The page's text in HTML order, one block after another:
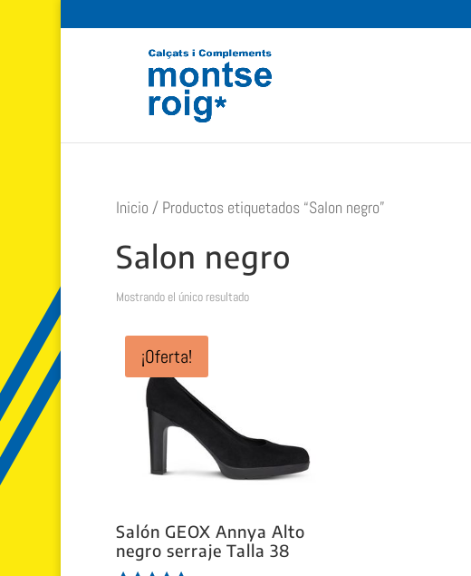
Inicio / Productos etiquetados “Salon negro”
Salon negro
Mostrando el único resultado
¡Oferta!
Salón GEOX Annya Alto
negro serraje Talla 38